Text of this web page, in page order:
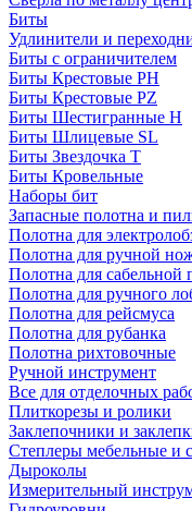
Биты
Удлинители и
Биты с ограничителем
Биты Крестовые PH
Биты Крестовые PZ
Биты Шестигранные H
Биты Шлицевые SL
Биты Звездочка T
Биты Кровельные
Наборы бит
Запасные полотна и
Полотна для
Полотна для ручной
Полотна для сабельной
Полотна для ручного
Полотна для рейсмуса
Полотна для рубанка
Полотна рихтовочные
Ручной инструмент
Все для отделочных
Плиткорезы и ролики
Заклепочники и
Степлеры мебельные и
Дыроколы
Измерительный